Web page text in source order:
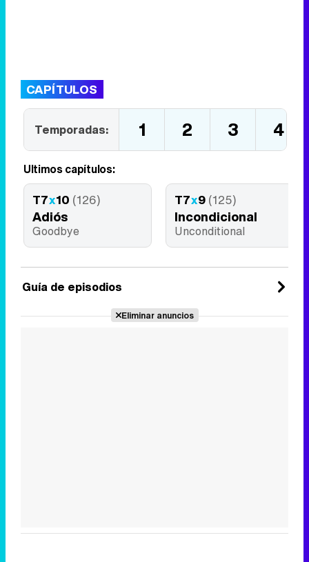
CAPÍTULOS
Temporadas: 1 2 3 4
Últimos capítulos:
T7x10 (126)
Adiós
Goodbye
T7x9 (125)
Incondicional
Unconditional
Guía de episodios
Eliminar anuncios